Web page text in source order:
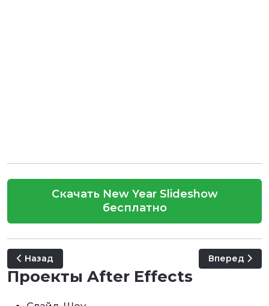
Скачать New Year Slideshow
бесплатно
Предыдущий: New Year Slideshow - Merry Christmas
Назад Следующий:
Вперед
Проекты After Effects